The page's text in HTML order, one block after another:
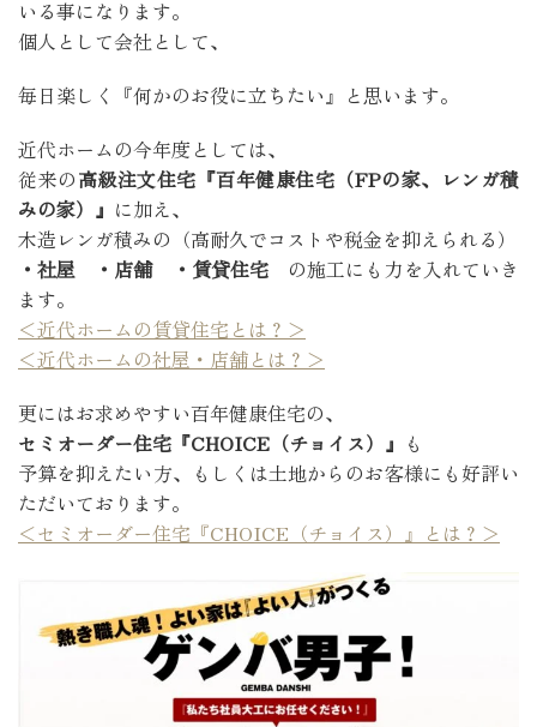
いる事になります。
個人として会社として、
毎日楽しく『何かのお役に立ちたい』と思います。
近代ホームの今年度としては、
従来の高級注文住宅『百年健康住宅（FPの家、レンガ積
みの家）』 に加え、
木造レンガ積みの（高耐久でコストや税金を抑えられる）
・社屋 ・店舗 ・賃貸住宅 の施工にも力を入れていき
ます。
＜近代ホームの賃貸住宅とは？＞
＜近代ホームの社屋・店舗とは？＞
更にはお求めやすい百年健康住宅の、
セミオーダー住宅『CHOICE（チョイス）』 も
予算を抑えたい方、もしくは土地からのお客様にも好評い
ただいております。
＜セミオーダー住宅『CHOICE（チョイス）』とは？＞